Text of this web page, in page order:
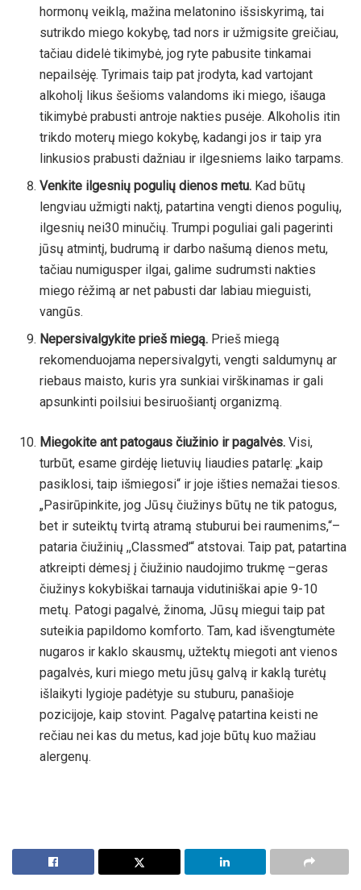
hormonų veiklą, mažina melatonino išsiskyrimą, tai
sutrikdo miego kokybę, tad nors ir užmigsite greičiau,
tačiau didelė tikimybė, jog ryte pabusite tinkamai
nepailsėję. Tyrimais taip pat įrodyta, kad vartojant
alkoholį likus šešioms valandoms iki miego, išauga
tikimybė prabusti antroje nakties pusėje. Alkoholis itin
trikdo moterų miego kokybę, kadangi jos ir taip yra
linkusios prabusti dažniau ir ilgesniems laiko tarpams.
Venkite ilgesnių pogulių dienos metu. Kad būtų
lengviau užmigti naktį, patartina vengti dienos pogulių,
ilgesnių nei30 minučių. Trumpi poguliai gali pagerinti
jūsų atmintį, budrumą ir darbo našumą dienos metu,
tačiau numigusper ilgai, galime sudrumsti nakties
miego rėžimą ar net pabusti dar labiau mieguisti,
vangūs.
Nepersivalgykite prieš miegą. Prieš miegą
rekomenduojama nepersivalgyti, vengti saldumynų ar
riebaus maisto, kuris yra sunkiai virškinamas ir gali
apsunkinti poilsiui besiruošiantį organizmą.
Miegokite ant patogaus čiužinio ir pagalvės. Visi,
turbūt, esame girdėję lietuvių liaudies patarlę: „kaip
pasiklosi, taip išmiegosi“ ir joje išties nemažai tiesos.
„Pasirūpinkite, jog Jūsų čiužinys būtų ne tik patogus,
bet ir suteiktų tvirtą atramą stuburui bei raumenims,“–
pataria čiužinių ,,Classmed’“ atstovai. Taip pat, patartina
atkreipti dėmesį į čiužinio naudojimo trukmę –geras
čiužinys kokybiškai tarnauja vidutiniškai apie 9-10
metų. Patogi pagalvė, žinoma, Jūsų miegui taip pat
suteikia papildomo komforto. Tam, kad išvengtumėte
nugaros ir kaklo skausmų, užtektų miegoti ant vienos
pagalvės, kuri miego metu jūsų galvą ir kaklą turėtų
išlaikyti lygioje padėtyje su stuburu, panašioje
pozicijoje, kaip stovint. Pagalvę patartina keisti ne
rečiau nei kas du metus, kad joje būtų kuo mažiau
alergenų.